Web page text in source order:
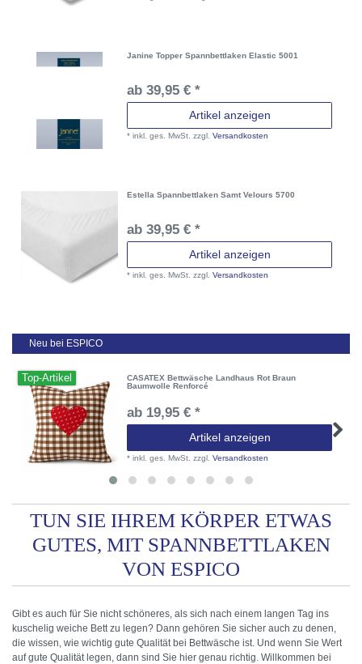
Janine Topper Spannbettlaken Elastic 5001
ab 39,95 € *
Artikel anzeigen
*inkl. ges. MwSt. zzgl.Versandkosten
Estella Spannbettlaken Samt Velours 5700
ab 39,95 € *
Artikel anzeigen
*inkl. ges. MwSt. zzgl.Versandkosten
Neu bei ESPICO
Top-Artikel
CASATEX Bettwäsche Landhaus Rot Braun
Baumwolle Renforcé
ab 19,95 € *
Artikel anzeigen
*inkl. ges. MwSt. zzgl.Versandkosten
TUN SIE IHREM KÖRPER ETWAS
GUTES, MIT SPANNBETTLAKEN
VON ESPICO
Gibt es auch für Sie nicht schöneres, als sich nach einem langen Tag ins
kuschelig weiche Bett zu legen? Dann gehören Sie sicher auch zu denen,
die wissen, wie wichtig gute Qualität bei Bettwäsche ist. Und wenn Sie Wert
auf gute Qualität legen, dann sind Sie hier genau richtig. Willkommen bei